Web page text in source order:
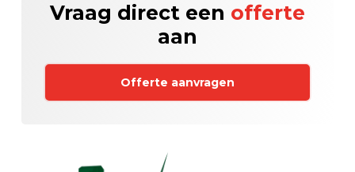
Vraag direct een offerte
aan
Offerte aanvragen